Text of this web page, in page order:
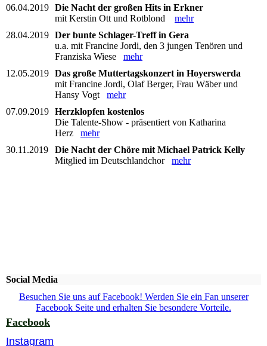
06.04.2019 Die Nacht der großen Hits in Erkner
mit Kerstin Ott und Rotblond mehr
28.04.2019 Der bunte Schlager-Treff in Gera
u.a. mit Francine Jordi, den 3 jungen Tenören und
Franziska Wiese mehr
12.05.2019 Das große Muttertagskonzert in Hoyerswerda
mit Francine Jordi, Olaf Berger, Frau Wäber und
Hansy Vogt mehr
07.09.2019 Herzklopfen kostenlos
Die Talente-Show - präsentiert von Katharina
Herz mehr
30.11.2019
Die Nacht der Chöre mit Michael Patrick Kelly
Mitglied im Deutschlandchor mehr
Social Media
Besuchen Sie uns auf Facebook! Werden Sie ein Fan unserer
Facebook Seite und erhalten Sie besondere Vorteile.
Facebook
Instagram